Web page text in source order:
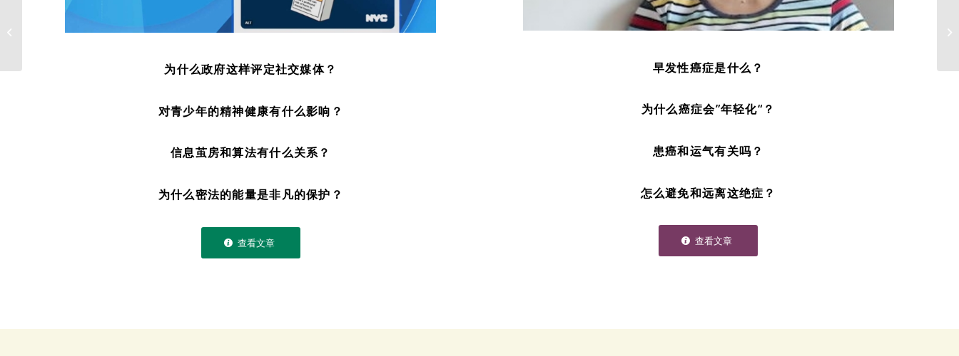
为什么政府这样评定社交媒体？
对青少年的精神健康有什么影响？
信息茧房和算法有什么关系？
为什么密法的能量是非凡的保护？
查看文章
早发性癌症是什么？
为什么癌症会”年轻化“？
患癌和运气有关吗？
怎么避免和远离这绝症？
查看文章
视频 | 修持体验